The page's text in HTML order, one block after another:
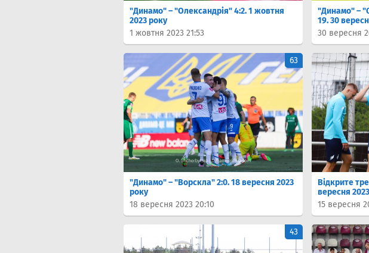
"Динамо" – "Олександрія" 4:2. 1 жовтня
2023 року
1 жовтня 2023 21:53
"Динамо" –
19. 30
30 вересня
"Динамо" – "Ворскла" 2:0. 18 вересня 2023
року
18 вересня 2023 20:10
63
Відкрите
вересня
15 вересня
43